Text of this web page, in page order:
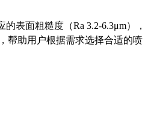
表面粗糙度（Ra 3.2-6.3μm），
帮助用户根据需求选择合适的喷